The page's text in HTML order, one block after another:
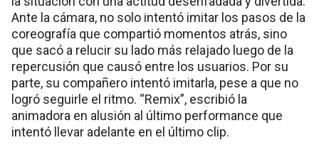
Ante la cámara, no solo intentó imitar los pasos de la
coreografía que compartió momentos atrás, sino
que sacó a relucir su lado más relajado luego de la
repercusión que causó entre los usuarios. Por su
parte, su compañero intentó imitarla, pese a que no
logró seguirle el ritmo. “Remix”, escribió la
animadora en alusión al último performance que
intentó llevar adelante en el último clip.